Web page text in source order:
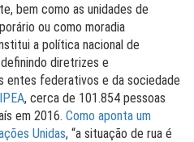
bem como as unidades de
ou como moradia
a política nacional de
diretrizes e
entes federativos e da sociedade
, cerca de 101.854 pessoas
em 2016. Como aponta um
Unidas, “a situação de rua é